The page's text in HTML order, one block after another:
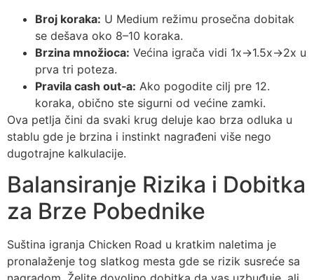
Broj koraka: U Medium režimu prosečna dobitak
se dešava oko 8–10 koraka.
Brzina množioca: Većina igrača vidi 1x→1.5x→2x u
prva tri poteza.
Pravila cash out‑a: Ako pogodite cilj pre 12.
koraka, obično ste sigurni od većine zamki.
Ova petlja čini da svaki krug deluje kao brza odluka u
stablu gde je brzina i instinkt nagrađeni više nego
dugotrajne kalkulacije.
Balansiranje Rizika i Dobitka
za Brze Pobednike
Suština igranja Chicken Road u kratkim naletima je
pronalaženje tog slatkog mesta gde se rizik susreće sa